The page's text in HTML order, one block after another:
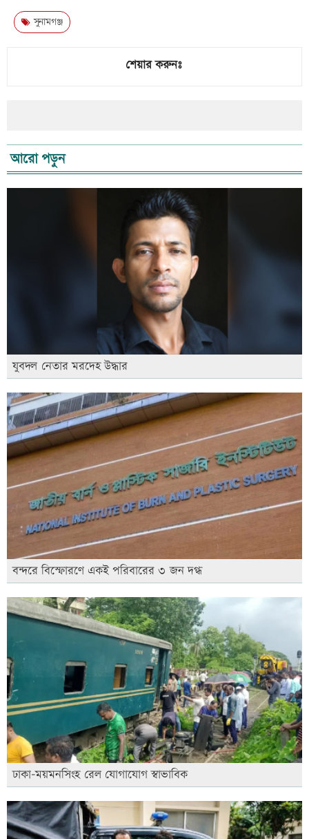
সুনামগঞ্জ
শেয়ার করুনঃ
আরো পড়ুন
যুবদল নেতার মরদেহ উদ্ধার
বন্দরে বিস্ফোরণে একই পরিবারের ৩ জন দগ্ধ
ঢাকা-ময়মনসিংহ রেল যোগাযোগ স্বাভাবিক